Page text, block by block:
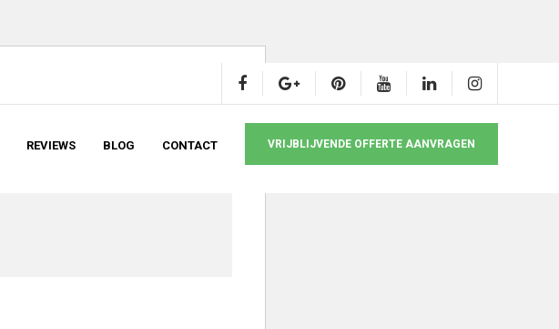
REVIEWS BLOG CONTACT VRIJBLIJVENDE OFFERTE AANVRAGEN